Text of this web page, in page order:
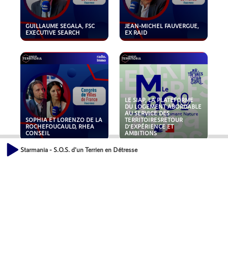
GUILLAUME SEGALA, FSC
EXECUTIVE SEARCH
JEAN-MICHEL FAUVERGUE,
EX RAID
SOPHIA ET LORENZO DE LA
ROCHEFOUCAULD, RHEA
CONSEIL
LE SIAP, LA PLATEFORME
DU LOGEMENT ABORDABLE
AU SERVICE DES
TERRITOIRESRETOUR
D'EXPÉRIENCE ET
AMBITIONS
Starmania - S.O.S. d'un Terrien en Détresse